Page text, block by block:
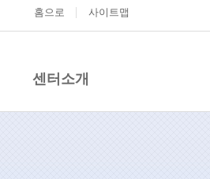
홈으로 사이트맵
센터소개